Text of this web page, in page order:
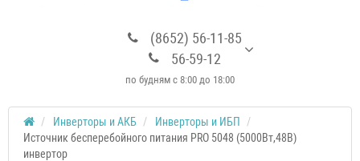
(8652) 56-11-85
56-59-12
по будням с 8:00 до 18:00
Инверторы и АКБ
Инверторы и ИБП
Источник бесперебойного питания PRO 5048 (5000Вт,48В)
инвертор